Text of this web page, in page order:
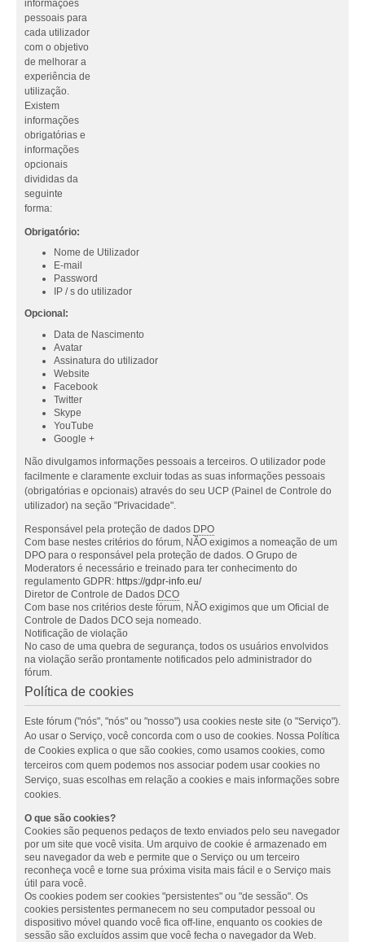
informações
pessoais para
cada utilizador
com o objetivo
de melhorar a
experiência de
utilização.
Existem
informações
obrigatórias e
informações
opcionais
divididas da
seguinte
forma:
Obrigatório:
Nome de Utilizador
E-mail
Password
IP / s do utilizador
Opcional:
Data de Nascimento
Avatar
Assinatura do utilizador
Website
Facebook
Twitter
Skype
YouTube
Google +
Não divulgamos informações pessoais a terceiros. O utilizador pode
facilmente e claramente excluir todas as suas informações pessoais
(obrigatórias e opcionais) através do seu UCP (Painel de Controle do
utilizador) na seção "Privacidade".
Responsável pela proteção de dados DPO
Com base nestes critérios do fórum, NÃO exigimos a nomeação de um
DPO para o responsável pela proteção de dados. O Grupo de
Moderators é necessário e treinado para ter conhecimento do
regulamento GDPR: https://gdpr-info.eu/
Diretor de Controle de Dados DCO
Com base nos critérios deste fórum, NÃO exigimos que um Oficial de
Controle de Dados DCO seja nomeado.
Notificação de violação
No caso de uma quebra de segurança, todos os usuários envolvidos
na violação serão prontamente notificados pelo administrador do
fórum.
Política de cookies
Este fórum ("nós", "nós" ou "nosso") usa cookies neste site (o "Serviço").
Ao usar o Serviço, você concorda com o uso de cookies. Nossa Política
de Cookies explica o que são cookies, como usamos cookies, como
terceiros com quem podemos nos associar podem usar cookies no
Serviço, suas escolhas em relação a cookies e mais informações sobre
cookies.
O que são cookies?
Cookies são pequenos pedaços de texto enviados pelo seu navegador
por um site que você visita. Um arquivo de cookie é armazenado em
seu navegador da web e permite que o Serviço ou um terceiro
reconheça você e torne sua próxima visita mais fácil e o Serviço mais
útil para você.
Os cookies podem ser cookies "persistentes" ou "de sessão". Os
cookies persistentes permanecem no seu computador pessoal ou
dispositivo móvel quando você fica off-line, enquanto os cookies de
sessão são excluídos assim que você fecha o navegador da Web.